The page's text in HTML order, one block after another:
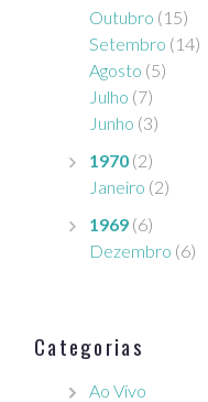
Outubro (15)
Setembro (14)
Agosto (5)
Julho (7)
Junho (3)
1970 (2)
Janeiro (2)
1969 (6)
Dezembro (6)
Categorias
Ao Vivo